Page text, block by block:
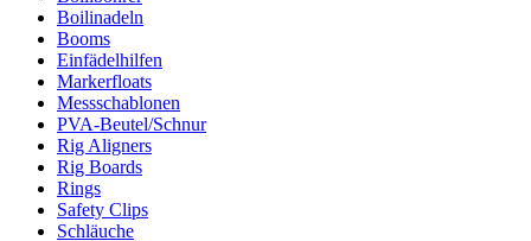
Boilinadeln
Booms
Einfädelhilfen
Markerfloats
Messschablonen
PVA-Beutel/Schnur
Rig Aligners
Rig Boards
Rings
Safety Clips
Schläuche